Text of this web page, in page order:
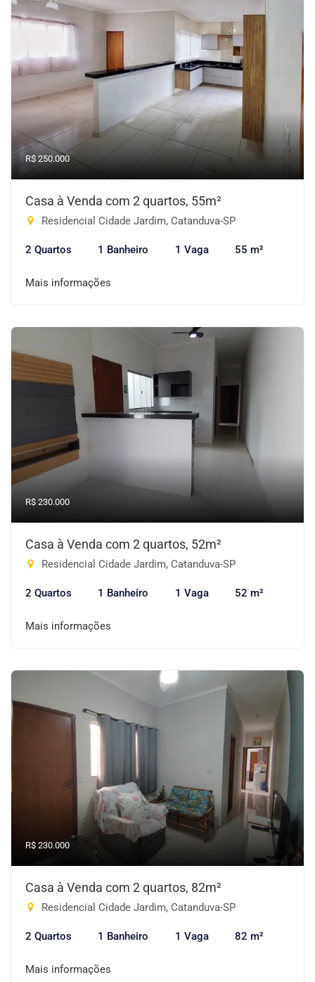
R$ 250.000
Casa à Venda com 2 quartos, 55m²
Residencial Cidade Jardim, Catanduva-SP
2 Quartos 1 Banheiro 1 Vaga 55 m²
Mais informações
R$ 230.000
Casa à Venda com 2 quartos, 52m²
Residencial Cidade Jardim, Catanduva-SP
2 Quartos 1 Banheiro 1 Vaga 52 m²
Mais informações
R$ 230.000
Casa à Venda com 2 quartos, 82m²
Residencial Cidade Jardim, Catanduva-SP
2 Quartos 1 Banheiro 1 Vaga 82 m²
Mais informações